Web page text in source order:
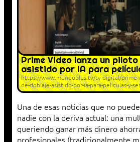
Prime Video lanza un
asistido por IA para
https://www.mundoplus.tv/tv-digital/prime-
de-doblaje-asistido-por-ia-para-peliculas-y-
Una de esas noticias que no
nadie con la deriva actual: una
queriendo ganar más dinero
profesionales (tradicionalmente